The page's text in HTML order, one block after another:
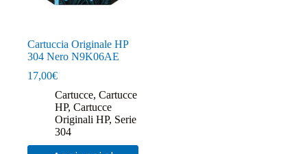
Cartuccia Originale HP
304 Nero N9K06AE
17,00€
Cartucce, Cartucce
HP, Cartucce
Originali HP, Serie
304